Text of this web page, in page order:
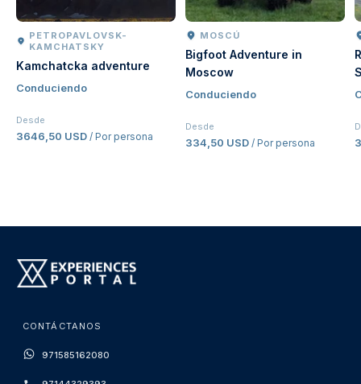
PETROPAVLOVSK-
KAMCHATSKY
Kamchatcka adventure
Conduciendo
Desde
3646,50 USD / Por persona
MOSCÚ
Bigfoot Adventure in
Moscow
Conduciendo
Desde
334,50 USD / Por persona
CONTÁCTANOS
971585162080